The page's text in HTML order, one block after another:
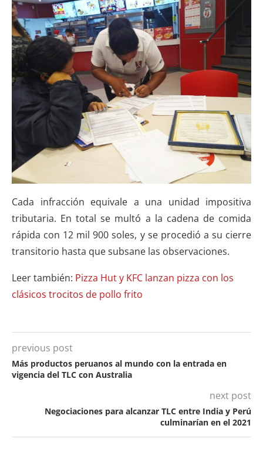
Cada infracción equivale a una unidad impositiva
tributaria. En total se multó a la cadena de comida
rápida con 12 mil 900 soles, y se procedió a su cierre
transitorio hasta que subsane las observaciones.
Leer también: Pizza Hut y KFC lanzan pizza con los
clásicos trocitos de pollo frito
previous post
Más productos peruanos al mundo con la entrada en
vigencia del TLC con Australia
next post
Negociaciones para alcanzar TLC entre India y Perú
culminarían en el 2021